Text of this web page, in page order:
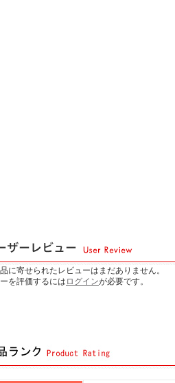
に寄せられたレビューはまだありません。
を評価するには ログインが必要です。